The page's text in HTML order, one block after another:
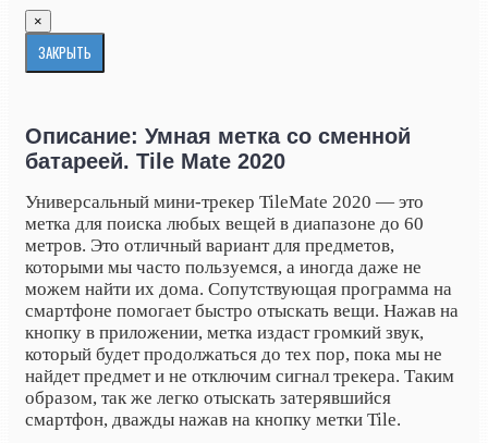
×
ЗАКРЫТЬ
Описание: Умная метка со сменной
батареей. Tile Mate 2020
Универсальный мини-трекер TileMate 2020 — это
метка для поиска любых вещей в диапазоне до 60
метров. Это отличный вариант для предметов,
которыми мы часто пользуемся, а иногда даже не
можем найти их дома. Сопутствующая программа на
смартфоне помогает быстро отыскать вещи. Нажав на
кнопку в приложении, метка издаст громкий звук,
который будет продолжаться до тех пор, пока мы не
найдет предмет и не отключим сигнал трекера. Таким
образом, так же легко отыскать затерявшийся
смартфон, дважды нажав на кнопку метки Tile.